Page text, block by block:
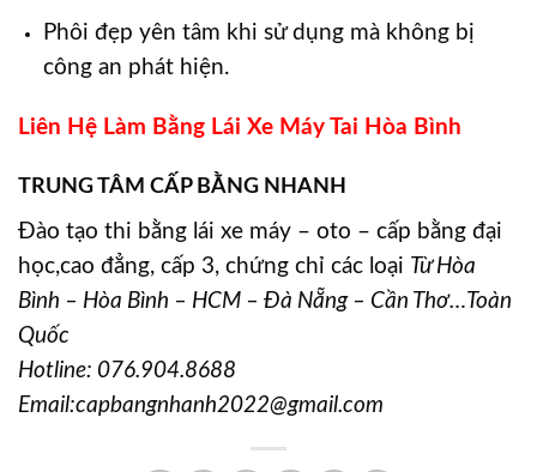
Phôi đẹp yên tâm khi sử dụng mà không bị
công an phát hiện.
Liên Hệ Làm Bằng Lái Xe Máy Tai Hòa Bình
TRUNG TÂM CẤP BẰNG NHANH
Đào tạo thi bằng lái xe máy – oto – cấp bằng đại
học,cao đẳng, cấp 3, chứng chỉ các loại Từ Hòa
Bình – Hòa Bình – HCM – Đà Nẵng – Cần Thơ…Toàn
Quốc
Hotline: 076.904.8688
Email:capbangnhanh2022@gmail.com